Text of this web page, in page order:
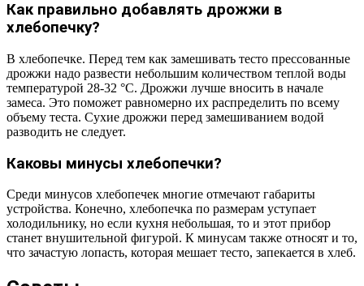
Как правильно добавлять дрожжи в
хлебопечку?
В хлебопечке. Перед тем как замешивать тесто прессованные
дрожжи надо развести небольшим количеством теплой воды
температурой 28-32 °С. Дрожжи лучше вносить в начале
замеса. Это поможет равномерно их распределить по всему
объему теста. Сухие дрожжи перед замешиванием водой
разводить не следует.
Каковы минусы хлебопечки?
Среди минусов хлебопечек многие отмечают габариты
устройства. Конечно, хлебопечка по размерам уступает
холодильнику, но если кухня небольшая, то и этот прибор
станет внушительной фигурой. К минусам также относят и то,
что зачастую лопасть, которая мешает тесто, запекается в хлеб.